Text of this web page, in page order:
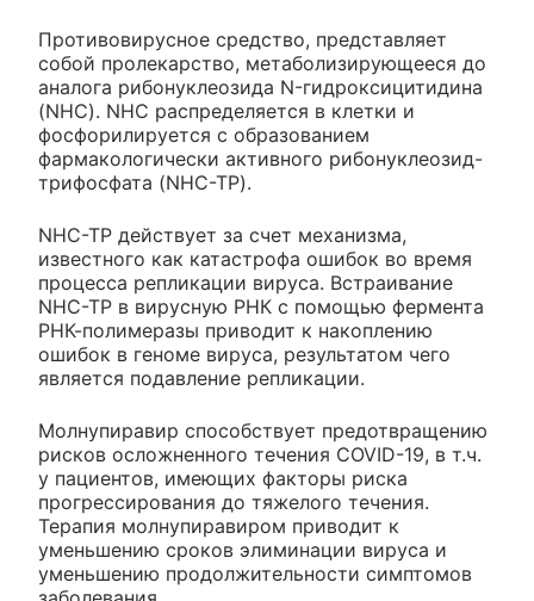
Противовирусное средство, представляет
собой пролекарство, метаболизирующееся до
аналога рибонуклеозида N-гидроксицитидина
(NHC). NHC распределяется в клетки и
фосфорилируется с образованием
фармакологически активного рибонуклеозид-
трифосфата (NHC-TP).
NHC-TP действует за счет механизма,
известного как катастрофа ошибок во время
процесса репликации вируса. Встраивание
NHC-TP в вирусную РНК с помощью фермента
РНК-полимеразы приводит к накоплению
ошибок в геноме вируса, результатом чего
является подавление репликации.
Молнупиравир способствует предотвращению
рисков осложненного течения COVID-19, в т.ч.
у пациентов, имеющих факторы риска
прогрессирования до тяжелого течения.
Терапия молнупиравиром приводит к
уменьшению сроков элиминации вируса и
уменьшению продолжительности симптомов